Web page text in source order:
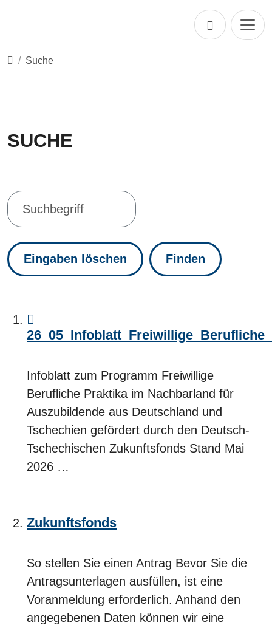
Startseite
Suche
SUCHE
Eingaben löschen
Infoblatt zum Programm Freiwillige
Berufliche Praktika im Nachbarland für
Auszubildende aus Deutschland und
Tschechien gefördert durch den Deutsch-
Tschechischen Zukunftsfonds Stand Mai
2026 …
Zukunftsfonds
So stellen Sie einen Antrag Bevor Sie die
Antragsunterlagen ausfüllen, ist eine
Voranmeldung erforderlich. Anhand den
angegebenen Daten können wir eine